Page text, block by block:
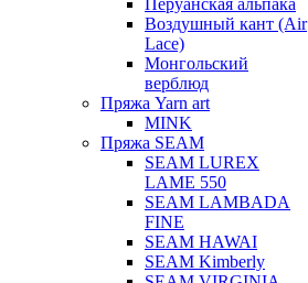
Перуанская альпака
Воздушный кант (Air
Lace)
Монгольский
верблюд
Пряжа Yarn art
MINK
Пряжа SEAM
SEAM LUREX
LAME 550
SEAM LAMBADA
FINE
SEAM HAWAI
SEAM Kimberly